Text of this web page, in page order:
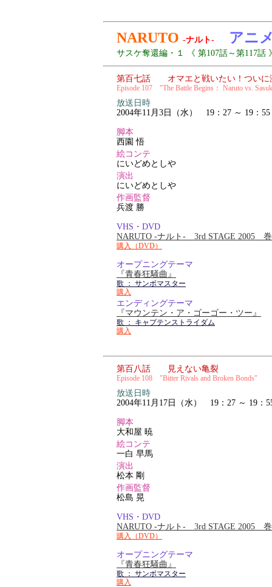
NARUTO -ナルト- アニ
サスケ奪還編・１ 《 第107話～第117話
第百七話 オマエと戦いたい！ついに
Episode 107 "The Battle Begins： Naruto vs.
放送日時
2004年11月3日（水） 19：27 ～ 19：55
脚本
西園 悟
絵コンテ
にいどめとしや
演出
にいどめとしや
作画監督
兵渡 勝
VHS・DVD
NARUTO -ナルト- 3rd STAGE 2005
購入（DVD）
オープニングテーマ
『青春狂騒曲』
歌 ： サンボマスター
購入
エンディングテーマ
『マウンテン・ア・ゴーゴー・ツー』
歌 ： キャプテンストライダム
購入
第百八話 見えない亀裂
Episode 108 "Bitter Rivals and Broken Bonds"
放送日時
2004年11月17日（水） 19：27 ～ 19：
脚本
大和屋 暁
絵コンテ
一白 早馬
演出
松本 剛
作画監督
松島 晃
VHS・DVD
NARUTO -ナルト- 3rd STAGE 2005
購入（DVD）
オープニングテーマ
『青春狂騒曲』
歌 ： サンボマスター
購入